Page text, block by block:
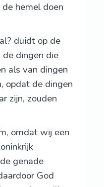
hemel doen
duidt op de
dingen die
als van dingen
opdat de dingen
zijn, zouden
omdat wij een
genade
God